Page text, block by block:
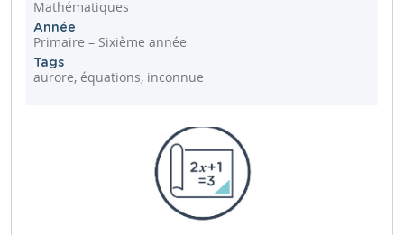
Mathématiques
Année
Primaire – Sixième année
Tags
aurore, équations, inconnue